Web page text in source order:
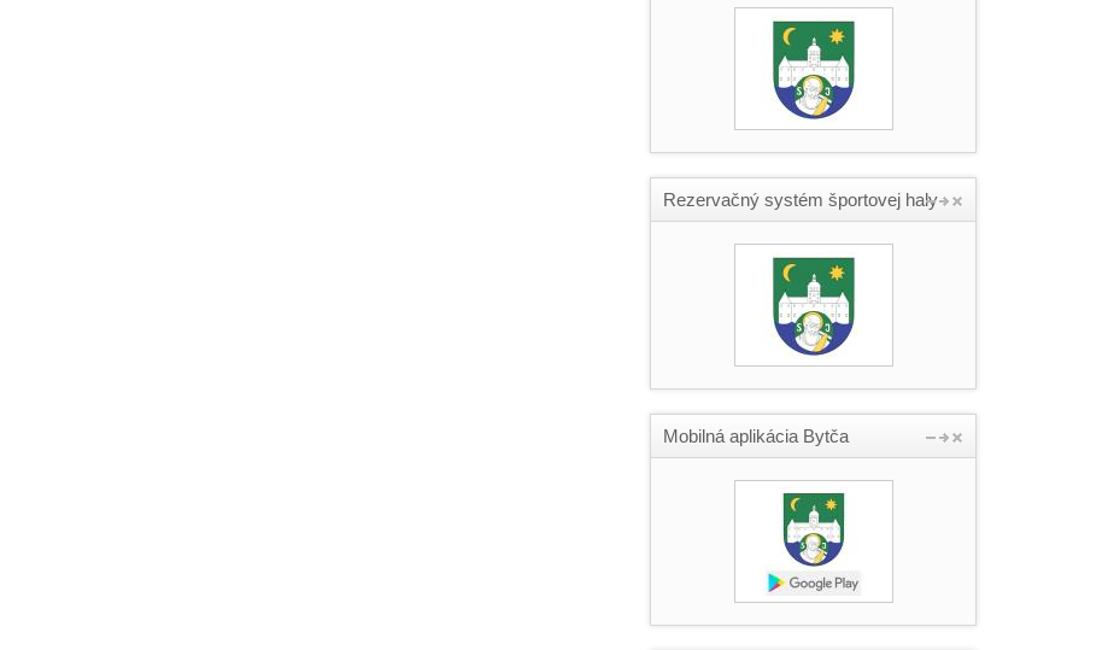
Rezervačný systém športovej haly
Mobilná aplikácia Bytča